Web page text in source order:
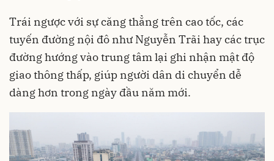
Trái ngược với sự căng thẳng trên cao tốc, các
tuyến đường nội đô như Nguyễn Trãi hay các trục
đường hướng vào trung tâm lại ghi nhận mật độ
giao thông thấp, giúp người dân di chuyển dễ
dàng hơn trong ngày đầu năm mới.